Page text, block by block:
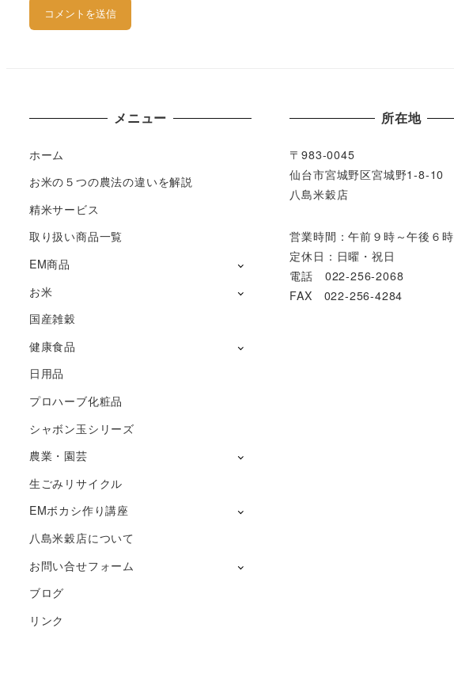
メニュー
ホーム
お米の５つの農法の違いを解説
精米サービス
取り扱い商品一覧
EM商品
お米
国産雑穀
健康食品
日用品
プロハーブ化粧品
シャボン玉シリーズ
農業・園芸
生ごみリサイクル
EMボカシ作り講座
八島米穀店について
お問い合せフォーム
ブログ
リンク
所在地
〒983-0045
仙台市宮城野区宮城野1-8-10
八島米穀店
営業時間：午前９時～午後６時
定休日：日曜・祝日
電話 022-256-2068
FAX 022-256-4284